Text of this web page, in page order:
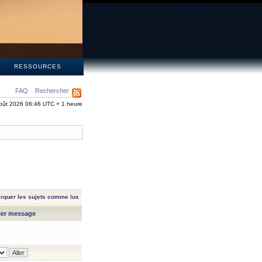
RESSOURCES
FAQ Rechercher
2026 06:46 UTC + 1 heure
les sujets comme lus
message